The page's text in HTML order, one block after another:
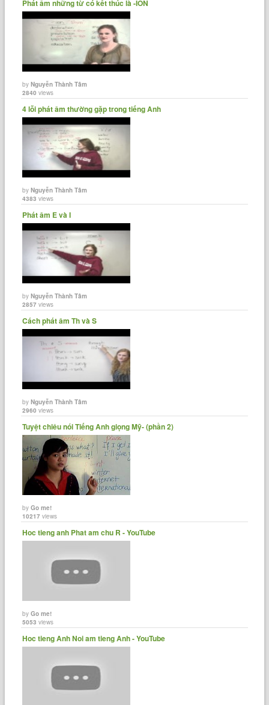
Phát âm những từ có kết thúc là -ION
byNguyễn Thành Tâm
2840 views
4 lỗi phát âm thường gặp trong tiếng Anh
byNguyễn Thành Tâm
4383 views
Phát âm E và I
byNguyễn Thành Tâm
2857 views
Cách phát âm Th và S
byNguyễn Thành Tâm
2960 views
Tuyệt chiêu nói Tiếng Anh giọng Mỹ- (phần 2)
byGo me!
10217 views
Hoc tieng anh Phat am chu R - YouTube
byGo me!
5053 views
Hoc tieng Anh Noi am tieng Anh - YouTube